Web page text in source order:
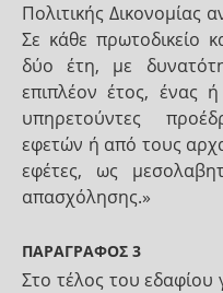
Πολιτικής Δικονομίας
Σε κάθε πρωτοδικείο
δύο έτη, με
επιπλέον έτος, ένας
υπηρετούντες
εφετών ή από τους
εφέτες, ως
απασχόλησης.»
ΠΑΡΑΓΡΑΦΟΣ 3
Στο τέλος του